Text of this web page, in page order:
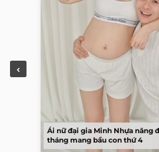
Ái nữ đại gia Minh Nhựa năng
tháng mang bầu con thứ 4